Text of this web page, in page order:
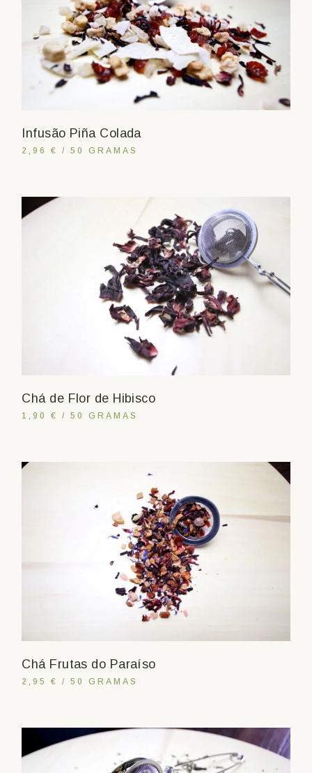
Infusão Piña Colada
2,96 € / 50 GRAMAS
Chá de Flor de Hibisco
1,90 € / 50 GRAMAS
Chá Frutas do Paraíso
2,95 € / 50 GRAMAS